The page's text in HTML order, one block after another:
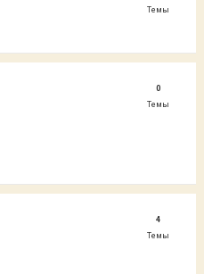
Темы
0
Темы
4
Темы